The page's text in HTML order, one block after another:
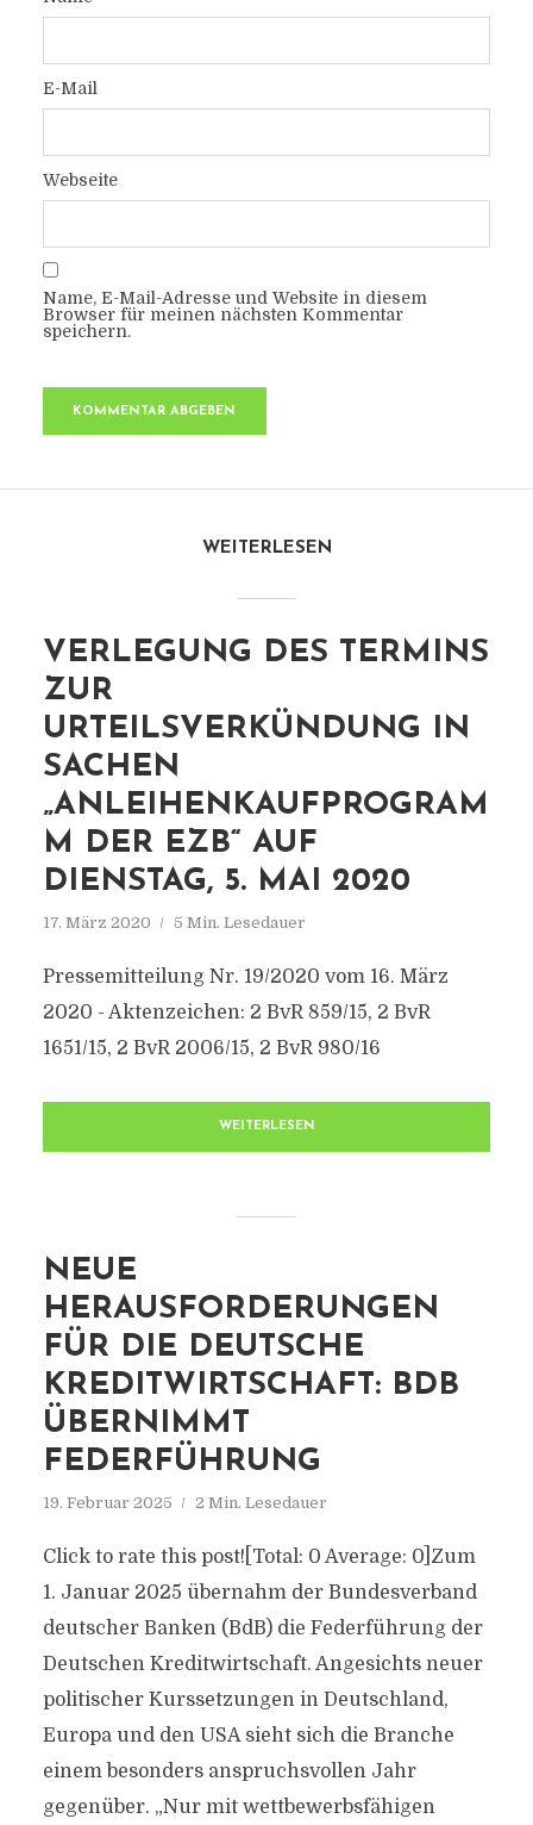
E-Mail
Webseite
Name, E-Mail-Adresse und Website in diesem
Browser für meinen nächsten Kommentar
speichern.
WEITERLESEN
VERLEGUNG DES TERMINS
ZUR
URTEILSVERKÜNDUNG IN
SACHEN
„ANLEIHENKAUFPROGRAM
M DER EZB“ AUF
DIENSTAG, 5. MAI 2020
17. März 2020 5 Min. Lesedauer
Pressemitteilung Nr. 19/2020 vom 16. März
2020 - Aktenzeichen: 2 BvR 859/15, 2 BvR
1651/15, 2 BvR 2006/15, 2 BvR 980/16
WEITERLESEN
NEUE
HERAUSFORDERUNGEN
FÜR DIE DEUTSCHE
KREDITWIRTSCHAFT: BDB
ÜBERNIMMT
FEDERFÜHRUNG
19. Februar 2025 2 Min. Lesedauer
Click to rate this post![Total: 0 Average: 0]Zum
1. Januar 2025 übernahm der Bundesverband
deutscher Banken (BdB) die Federführung der
Deutschen Kreditwirtschaft. Angesichts neuer
politischer Kurssetzungen in Deutschland,
Europa und den USA sieht sich die Branche
einem besonders anspruchsvollen Jahr
gegenüber. „Nur mit wettbewerbsfähigen